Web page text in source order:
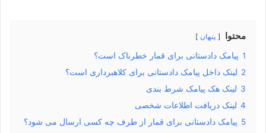
محتوا پنهان
1 پیامک دادستانی برای قمار خطرناک است؟
2 لینک داخل پیامک دادستانی برای کلاهبرداری است؟
3 لینک هک پیامک شرط بندی
4 لینک دریافت اطلاعات شخصی
5 پیامک دادستانی برای قمار از طرف چه کسی ارسال می شود؟